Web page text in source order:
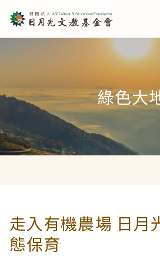
青少培育
助力培育
樂讀種書
教育推廣
當主播遇上古人
藝文扎根
綠色大
走入有機農場 日月
態保育